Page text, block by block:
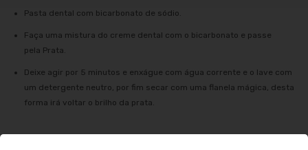
Pasta dental com bicarbonato de sódio.
Faça uma mistura do creme dental com o bicarbonato e passe
pela Prata.
Deixe agir por 5 minutos e enxágue com água corrente e o lave com
um detergente neutro, por fim secar com uma flanela mágica, desta
forma irá voltar o brilho da prata.